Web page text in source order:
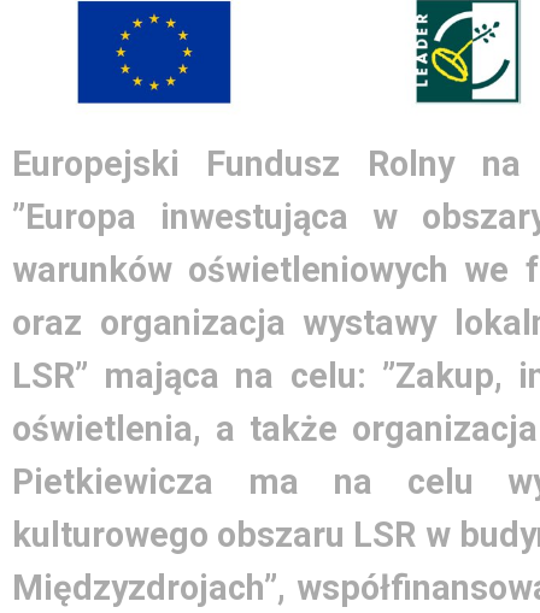
Europejski Fundusz Rolny
”Europa inwestująca w
warunków oświetleniowych we
oraz organizacja wystawy
LSR” mająca na celu: ”Zakup,
oświetlenia, a także
Pietkiewicza ma na celu
kulturowego obszaru LSR w
Międzyzdrojach”,